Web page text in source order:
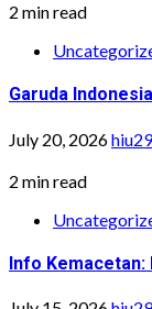
2 min read
Garuda
July 20, 2026
2 min read
Info